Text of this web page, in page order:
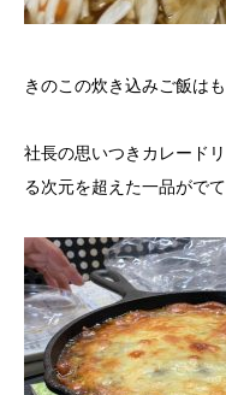
きのこの炊き込みご飯はも
社長の思いつきカレード
る次元を超えた一品がでて